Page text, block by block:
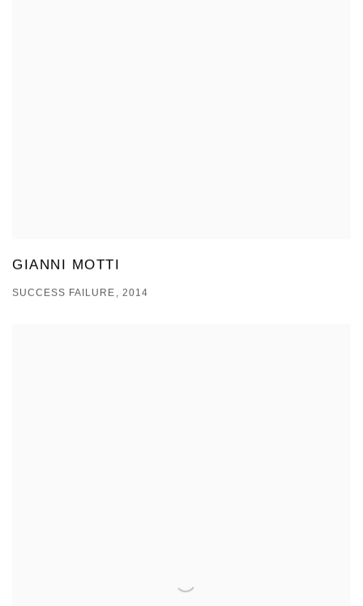
GIANNI MOTTI
SUCCESS FAILURE, 2014